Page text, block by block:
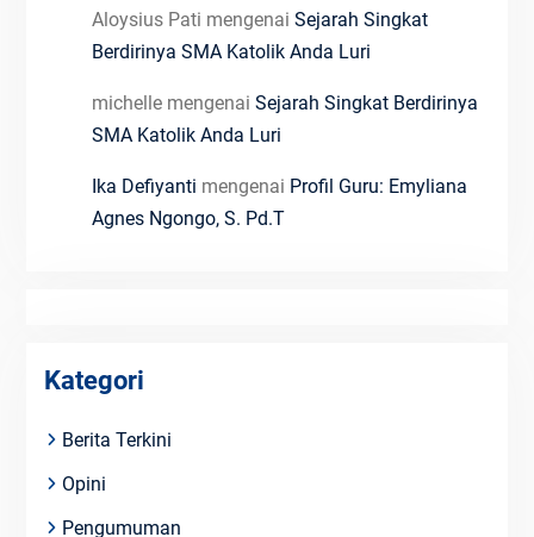
Aloysius Pati mengenai Sejarah Singkat
Berdirinya SMA Katolik Anda Luri
michellemengenai Sejarah Singkat Berdirinya
SMA Katolik Anda Luri
Ika Defiyanti mengenai Profil Guru: Emyliana
Agnes Ngongo, S. Pd.T
Kategori
Berita Terkini
Opini
Pengumuman